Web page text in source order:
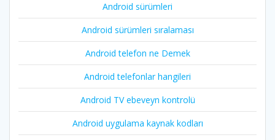
Android sürümleri
Android sürümleri sıralaması
Android telefon ne Demek
Android telefonlar hangileri
Android TV ebeveyn kontrolü
Android uygulama kaynak kodları